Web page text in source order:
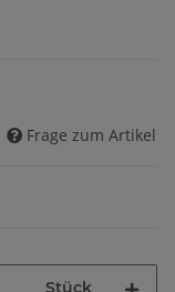
Frage zum Artikel
Stück